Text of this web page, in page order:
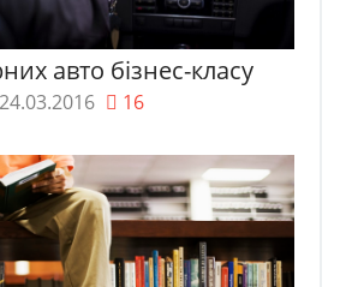
авто бізнес-класу
24.03.2016 16